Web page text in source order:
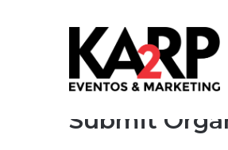
Início / Submit Organizer Form
Submit